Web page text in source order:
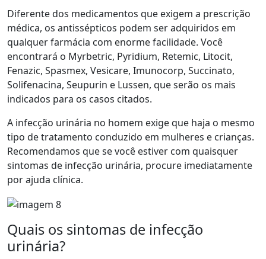
Diferente dos medicamentos que exigem a prescrição
médica, os antissépticos podem ser adquiridos em
qualquer farmácia com enorme facilidade. Você
encontrará o Myrbetric, Pyridium, Retemic, Litocit,
Fenazic, Spasmex, Vesicare, Imunocorp, Succinato,
Solifenacina, Seupurin e Lussen, que serão os mais
indicados para os casos citados.
A infecção urinária no homem exige que haja o mesmo
tipo de tratamento conduzido em mulheres e crianças.
Recomendamos que se você estiver com quaisquer
sintomas de infecção urinária, procure imediatamente
por ajuda clínica.
Quais os sintomas de infecção
urinária?